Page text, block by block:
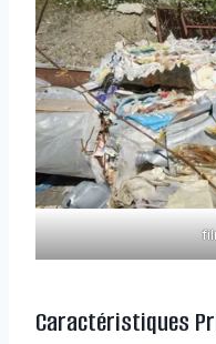
Caractéristiques